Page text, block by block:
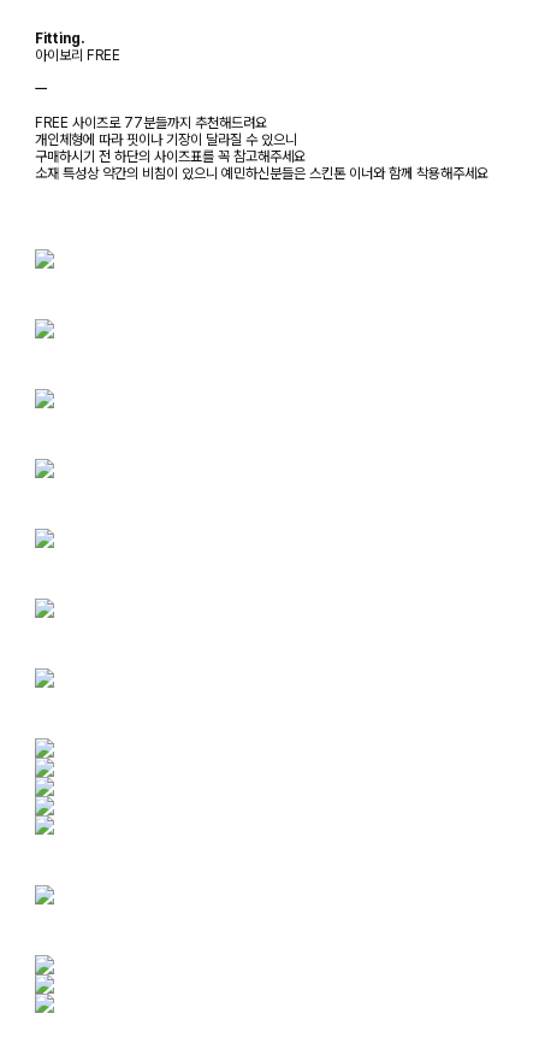
Fitting.
아이보리 FREE
ㅡ
FREE 사이즈로 77분들까지 추천해드려요
개인체형에 따라 핏이나 기장이 달라질 수 있으니
구매하시기 전 하단의 사이즈표를 꼭 참고해주세요
소재 특성상 약간의 비침이 있으니 예민하신분들은 스킨톤 이너와 함께 착용해주세요